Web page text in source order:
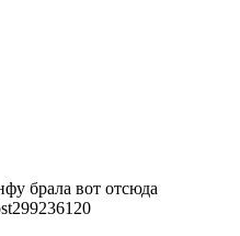
брала вот отсюда